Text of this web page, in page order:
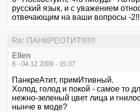
русский язык, и с уважением
отвечающим на ваши вопросы -
Re: ПАНКРЕОТИТ!!!!!!!
Ellen
8 - 04.12.2009 - 15:07
ПанкреАтит, примИтивный.
Холод, голод и покой - самое то
нежно-зеленый цвет лица и
нынче в моде?